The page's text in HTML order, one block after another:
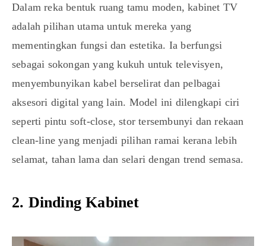
Dalam reka bentuk ruang tamu moden, kabinet TV
adalah pilihan utama untuk mereka yang
mementingkan fungsi dan estetika. Ia berfungsi
sebagai sokongan yang kukuh untuk televisyen,
menyembunyikan kabel berselirat dan pelbagai
aksesori digital yang lain. Model ini dilengkapi ciri
seperti pintu soft-close, stor tersembunyi dan rekaan
clean-line yang menjadi pilihan ramai kerana lebih
selamat, tahan lama dan selari dengan trend semasa.
2. Dinding Kabinet